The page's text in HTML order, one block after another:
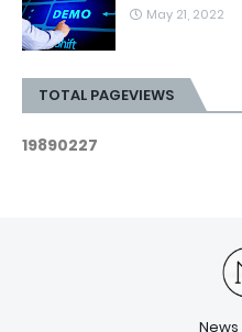
May 21, 2022
TOTAL PAGEVIEWS
19890227